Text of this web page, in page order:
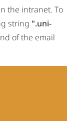
the intranet. To
string ".uni-
of the email